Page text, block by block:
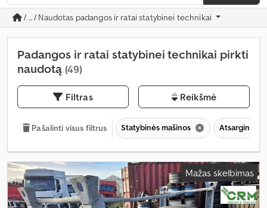
/ ... / Naudotas padangos ir ratai statybinei technikai
Padangos ir ratai statybinei technikai pirkti
naudotą (49)
Filtras Reikšmė
Pašalinti visus filtrus Statybinės mašinos Atsarginės
Mažas skelbimas